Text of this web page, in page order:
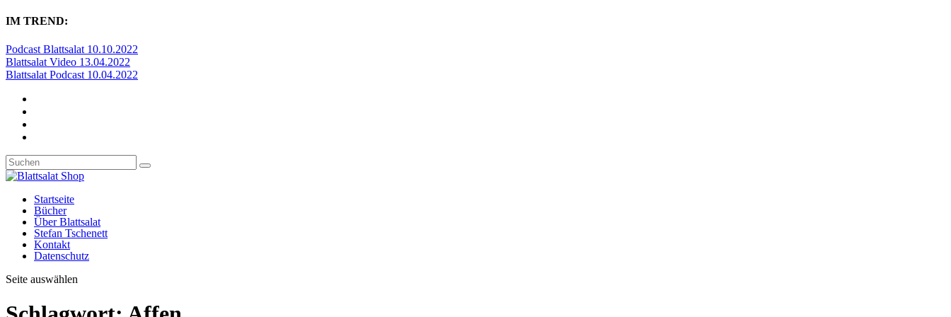
IM TREND:
Podcast Blattsalat 10.10.2022
Blattsalat Video 13.04.2022
Blattsalat Podcast 10.04.2022
Startseite
Bücher
Über Blattsalat
Stefan Tschenett
Kontakt
Datenschutz
Seite auswählen